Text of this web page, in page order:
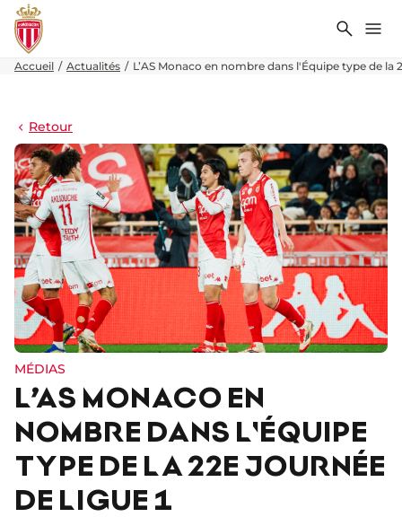
Accueil Actualités L’AS Monaco en nombre dans l'Équipe type de la
Retour
MÉDIAS
L’AS MONACO EN
NOMBRE DANS L'ÉQUIPE
TYPE DE LA 22E JOURNÉE
DE LIGUE 1